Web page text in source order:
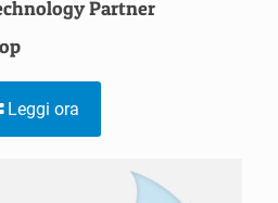
Partner
Leggi ora